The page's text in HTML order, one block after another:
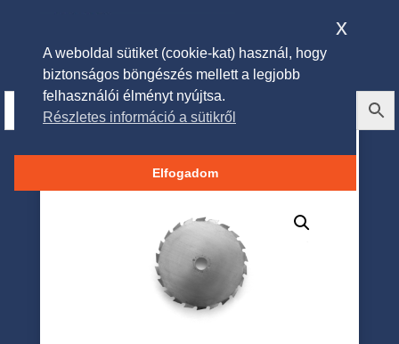
Husqvarna Maxi 200-22t
Fűrésztárcsa
A weboldal sütiket (cookie-kat) használ, hogy
biztonságos böngészés mellett a legjobb
felhasználói élményt nyújtsa.
Részletes információ a sütikről
Elfogadom
x